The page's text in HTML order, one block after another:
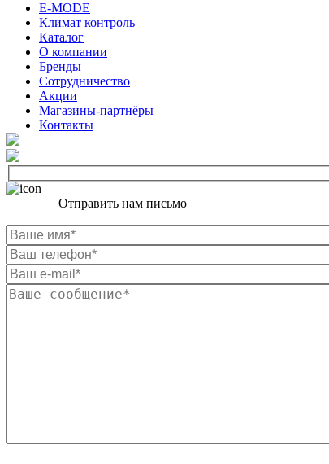
E-MODE
Климат контроль
Каталог
О компании
Бренды
Сотрудничество
Акции
Магазины-партнёры
Контакты
Отправить нам письмо